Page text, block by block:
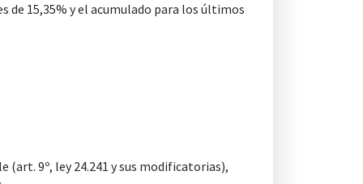
de 15,35% y el acumulado para los últimos
9º, ley 24.241 y sus modificatorias),